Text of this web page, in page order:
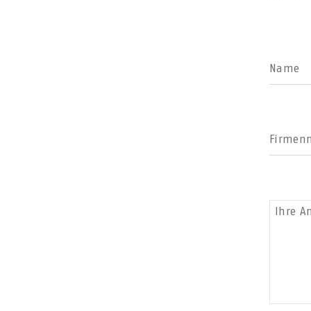
Name
Ihre